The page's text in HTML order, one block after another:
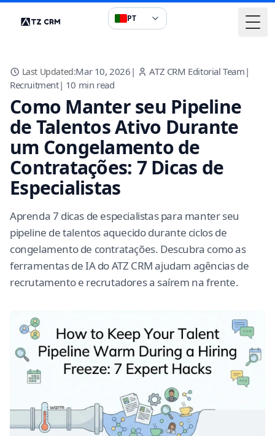
PT
Last Updated:Mar 10, 2026 | ATZ CRM Editorial Team |
Recruitment| 10 min read
Como Manter seu Pipeline
de Talentos Ativo Durante
um Congelamento de
Contratações: 7 Dicas de
Especialistas
Aprenda 7 dicas de especialistas para manter seu
pipeline de talentos aquecido durante ciclos de
congelamento de contratações. Descubra como as
ferramentas de IA do ATZ CRM ajudam agências de
recrutamento e recrutadores a saírem na frente.